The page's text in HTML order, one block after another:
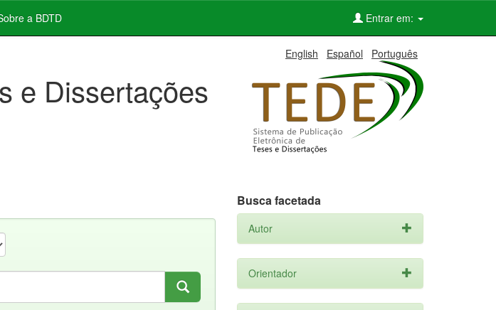
a BDTD Entrar em:
English Español Português
e Dissertações
Busca facetada
Autor
Orientador